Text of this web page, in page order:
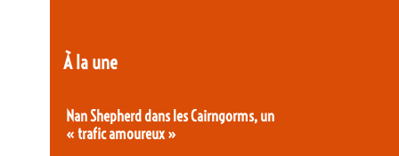
À la une
Nan Shepherd dans les Cairngorms, un
« trafic amoureux »